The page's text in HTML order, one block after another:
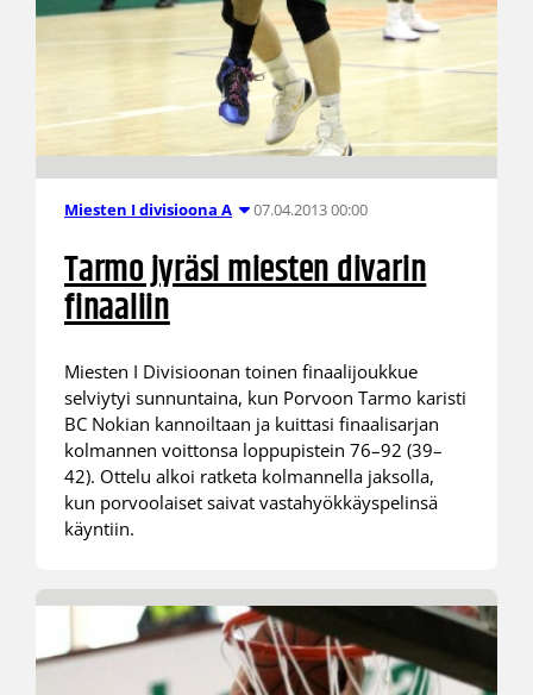
Miesten I divisioona A 07.04.2013 00:00
Tarmo jyräsi miesten divarin
finaaliin
Miesten I Divisioonan toinen finaalijoukkue
selviytyi sunnuntaina, kun Porvoon Tarmo karisti
BC Nokian kannoiltaan ja kuittasi finaalisarjan
kolmannen voittonsa loppupistein 76–92 (39–
42). Ottelu alkoi ratketa kolmannella jaksolla,
kun porvoolaiset saivat vastahyökkäyspelinsä
käyntiin.